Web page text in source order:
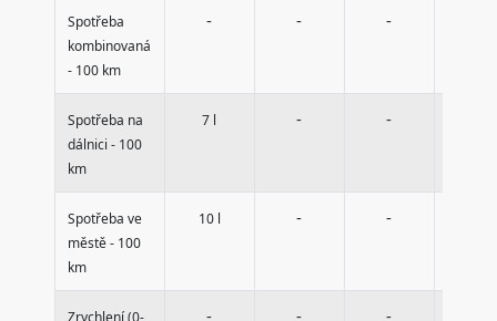
Spotřeba
kombinovaná
- 100 km
- - -
Spotřeba na
dálnici - 100
km
7 l - -
Spotřeba ve
městě - 100
km
10 l - -
Zrychlení (0-
- - -